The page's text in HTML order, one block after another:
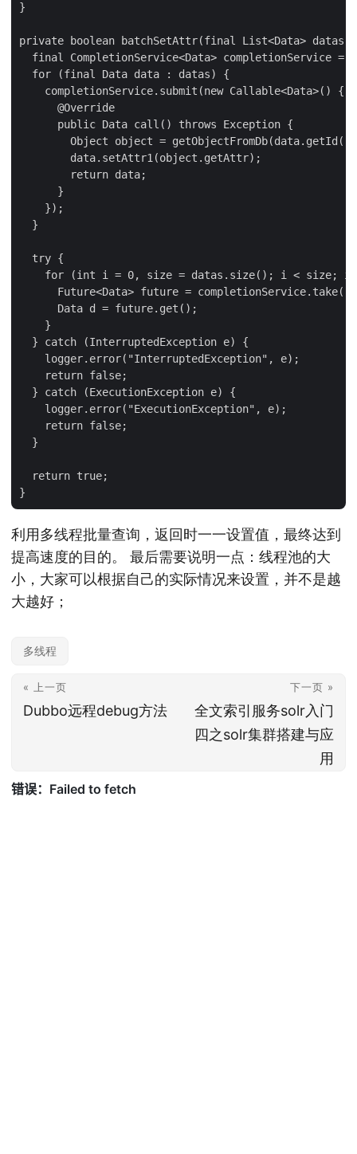
}
private boolean batchSetAttr(final List<Data> datas)
final CompletionService<Data> completionService =
  for (final Data data : datas) {
    completionService.submit(new Callable<Data>() {
      @Override
      public Data call() throws Exception {
Object object =
        data.setAttr1(object.getAttr);
        return data;
      }
    });
  }
  try {
for (int i = 0, size = datas.size(); i < size;
      Future<Data> future = completionService.take();
      Data d = future.get();
    }
  } catch (InterruptedException e) {
    logger.error("InterruptedException", e);
    return false;
  } catch (ExecutionException e) {
    logger.error("ExecutionException", e);
    return false;
  }
  return true;
利用多线程批量查询，返回时一一设置值，最终达到
提高速度的目的。 最后需要说明一点：线程池的大
小，大家可以根据自己的实际情况来设置，并不是越
大越好；
多线程
« 上一页
Dubbo远程debug方法
下一页 »
全文索引服务solr入门
四之solr集群搭建与应
用